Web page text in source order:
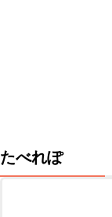
たべれぽ